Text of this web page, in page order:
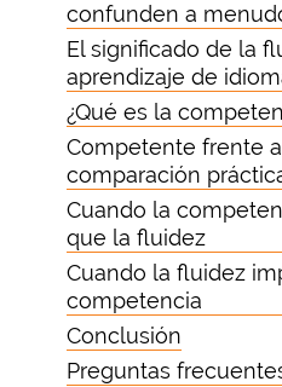
confunden a
El significado de la
aprendizaje de
¿Qué es la
Competente frente
comparación
Cuando la
que la fluidez
Cuando la fluidez
competencia
Conclusión
Preguntas